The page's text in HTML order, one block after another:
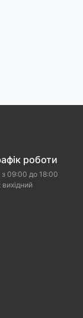
роботи
09:00 дo 18:00